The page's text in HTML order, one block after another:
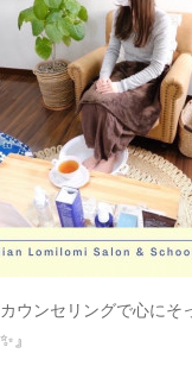
カウンセリングで心にそ
』